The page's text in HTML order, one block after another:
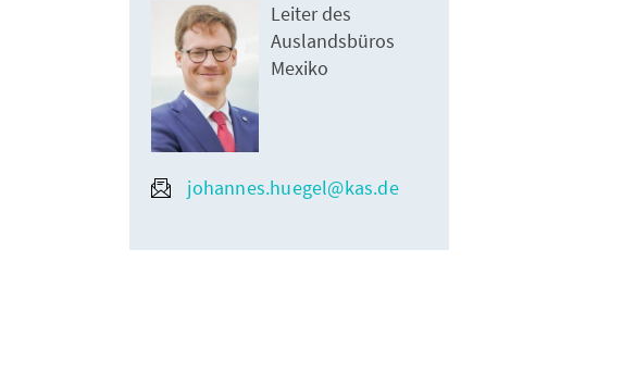
Leiter des
Auslandsbüros
Mexiko
johannes.huegel@kas.de